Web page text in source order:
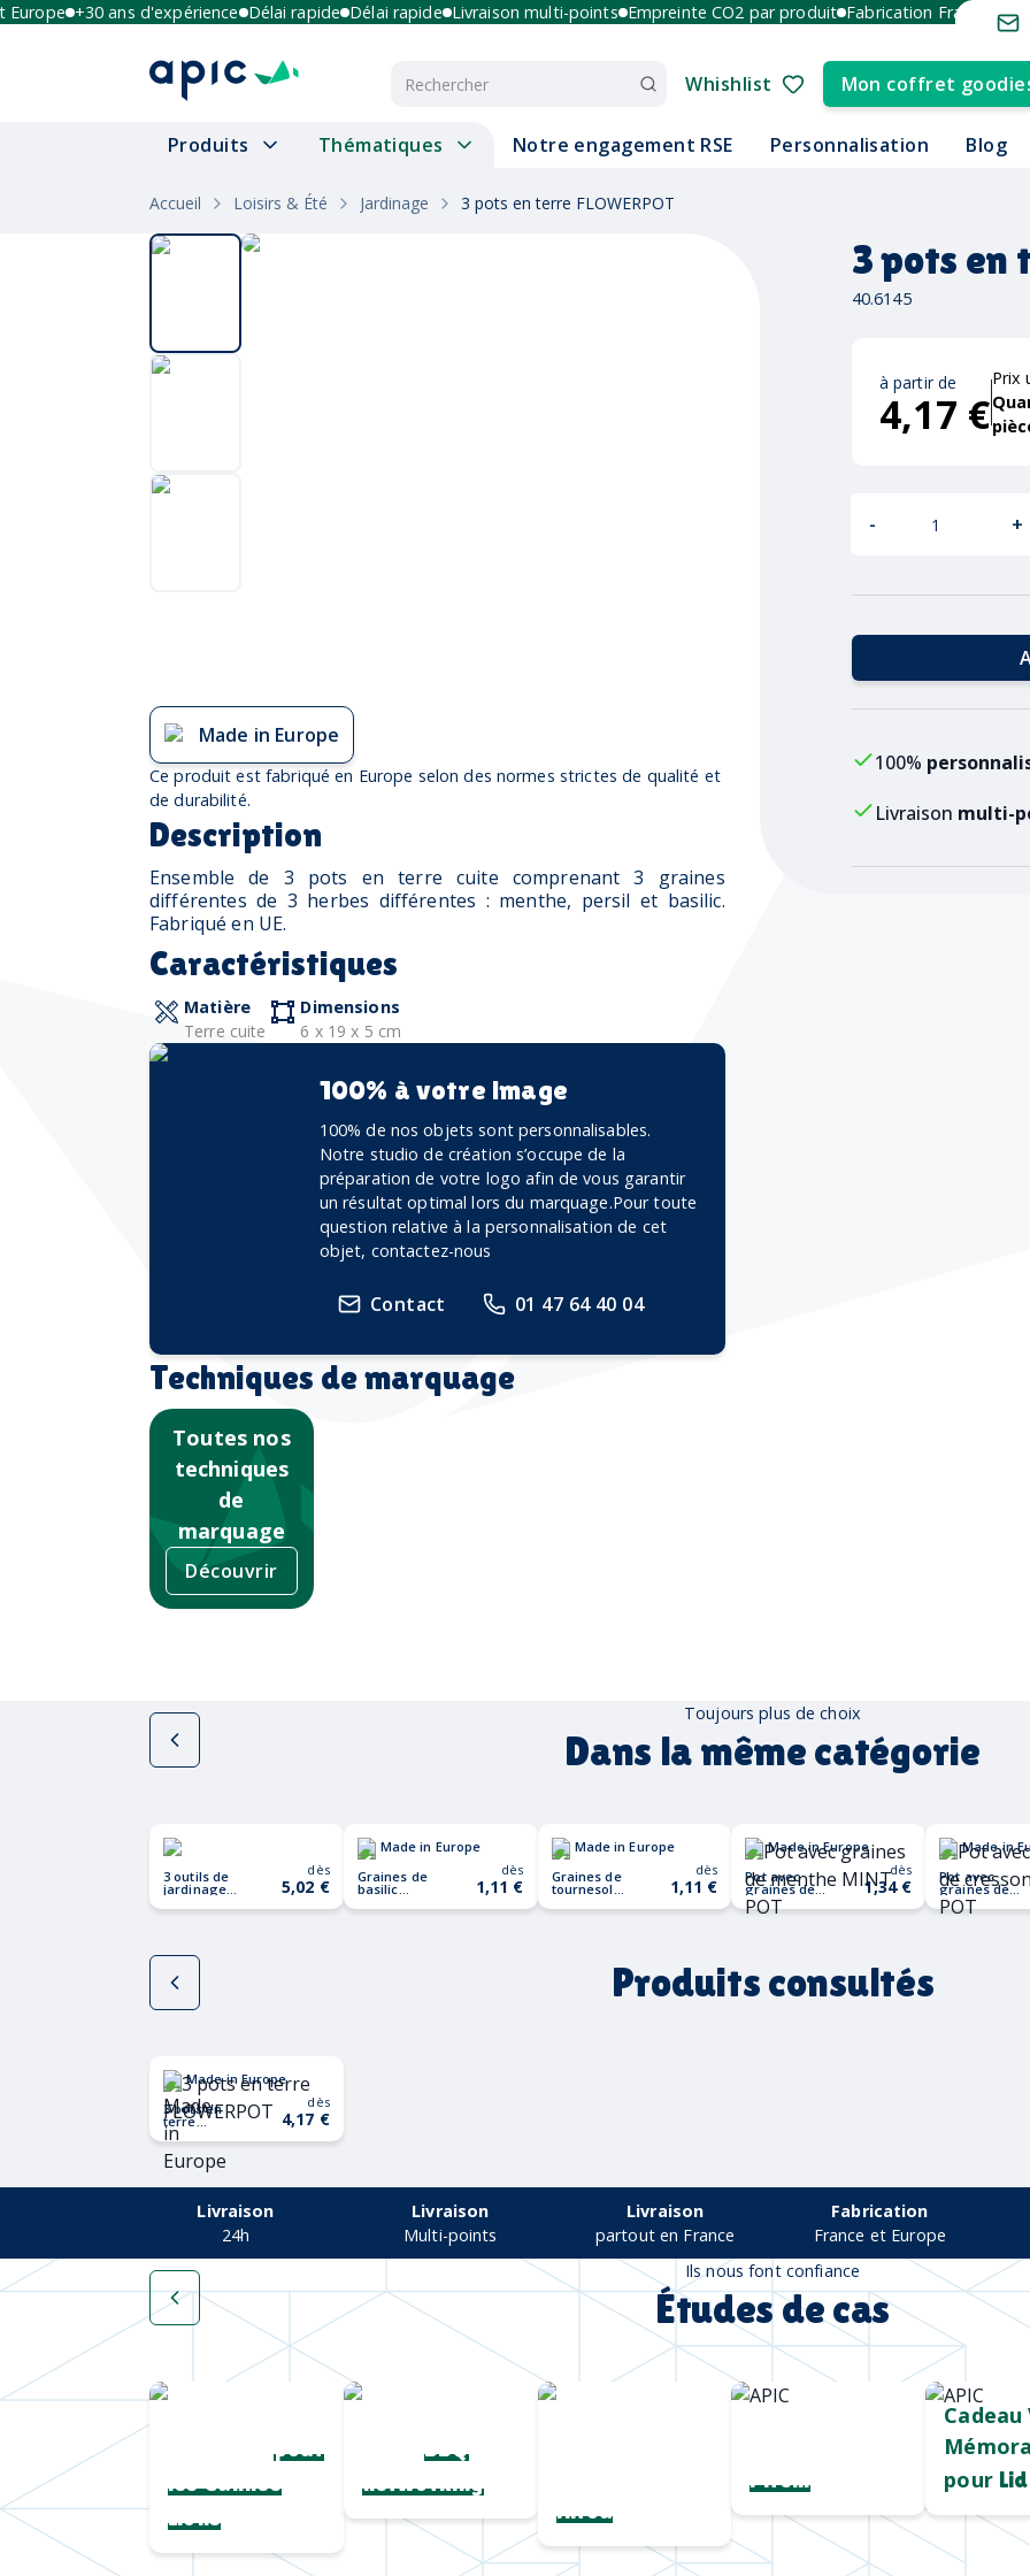
+30 ans d'expérience Délai rapide Délai rapide Livraison multi-points Empreinte CO2 par produit Fabrication France et
Whishlist Mon coffret
Produits Thématiques Notre engagement RSE Personnalisation Blog
Accueil Loisirs & Été Jardinage 3 pots en terre FLOWERPOT
Made in Europe
Ce produit est fabriqué en Europe selon des normes strictes de qualité et
de durabilité.
Description
Ensemble de 3 pots en terre cuite comprenant 3 graines
différentes de 3 herbes différentes : menthe, persil et basilic.
Fabriqué en UE.
Caractéristiques
Matière
Terre cuite
Dimensions
6 x 19 x 5 cm
100% à votre image
100% de nos objets sont personnalisables.
Notre studio de création s’occupe de la
préparation de votre logo afin de vous garantir
un résultat optimal lors du marquage.Pour toute
question relative à la personnalisation de cet
objet, contactez-nous
Contact 01 47 64 40 04
Techniques de marquage
Toutes nos
techniques
de
marquage
Découvrir
3 pots en
40.6145
à partir de
4,17 €
Prix
- +
100%
Livraison multi-
Toujours plus de choix
Dans la même catégorie
3 outils de
jardinage
dès
5,02 €
Made in Europe
Graines de
basilic
dès
1,11 €
Made in Europe
Graines de
tournesol
dès
1,11 €
Made in Europe
Pot avec
graines de
menthe MINT
POT
dès
1,34 €
Made in
Pot avec
graines de
cresson
CRESS POT
Produits consultés
Made in Europe
3 pots en
terre
FLOWERPOT
dès
4,17 €
Livraison
24h
Livraison
Multi-points
Livraison
partout en France
Fabrication
France et Europe
Ils nous font confiance
Études de cas
pour
les Cannes
Lions
BBQ
networking
Hiroa
Pirelli
Cadeau
pour